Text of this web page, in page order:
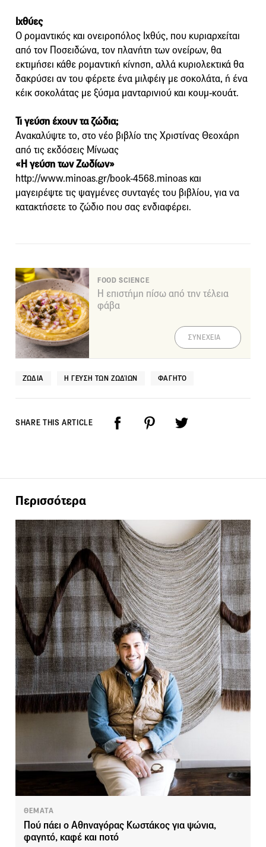
Ιχθύες
Ο ρομαντικός και ονειροπόλος Ιχθύς, που κυριαρχείται
από τον Ποσειδώνα, τον πλανήτη των ονείρων, θα
εκτιμήσει κάθε ρομαντική κίνηση, αλλά κυριολεκτικά θα
δακρύσει αν του φέρετε ένα μιλφέιγ με σοκολάτα, ή ένα
κέικ σοκολάτας με ξύσμα μανταρινιού και κουμ-κουάτ.
Τι γεύση έχουν τα ζώδια;
Ανακαλύψτε το, στο νέο βιβλίο της Χριστίνας Θεοχάρη
από τις εκδόσεις Μίνωας
«Η γεύση των Ζωδίων»
http://www.minoas.gr/book-4568.minoas και
μαγειρέψτε τις ψαγμένες συνταγές του βιβλίου, για να
κατακτήσετε το ζώδιο που σας ενδιαφέρει.
FOOD SCIENCE
Η επιστήμη πίσω από την τέλεια
φάβα
ΣΥΝΕΧΕΙΑ
ΖΏΔΙΑ Η ΓΕΎΣΗ ΤΩΝ ΖΩΔΊΩΝ ΦΑΓΗΤΌ
SHARE THIS ARTICLE
Περισσότερα
ΘΕΜΑΤΑ
Πού πάει ο Αθηναγόρας Κωστάκος για ψώνια,
φαγητό, καφέ και ποτό